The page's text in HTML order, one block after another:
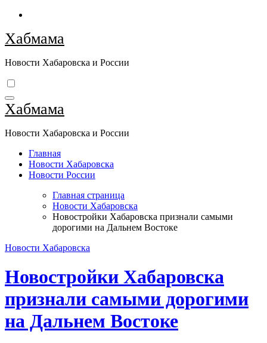
Перейти
содержимому
Хабмама
Новости Хабаровска и России
Хабмама
Новости Хабаровска и России
Главная
Новости Хабаровска
Новости России
Главная страница
Новости Хабаровска
Новостройки Хабаровска признали самыми
дорогими на Дальнем Востоке
Новости Хабаровска
Новостройки Хабаровска
признали самыми дорогими
на Дальнем Востоке